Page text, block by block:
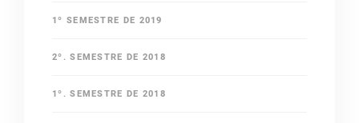
1º SEMESTRE DE 2019
2º. SEMESTRE DE 2018
1º. SEMESTRE DE 2018